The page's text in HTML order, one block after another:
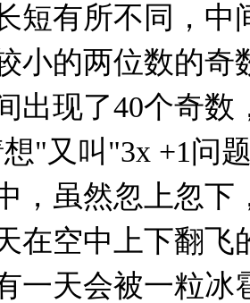
短有所不同，中
小的两位数的奇
出现了40个奇数
"又叫"3x +1问
，虽然忽上忽
在空中上下翻飞
一天会被一粒冰